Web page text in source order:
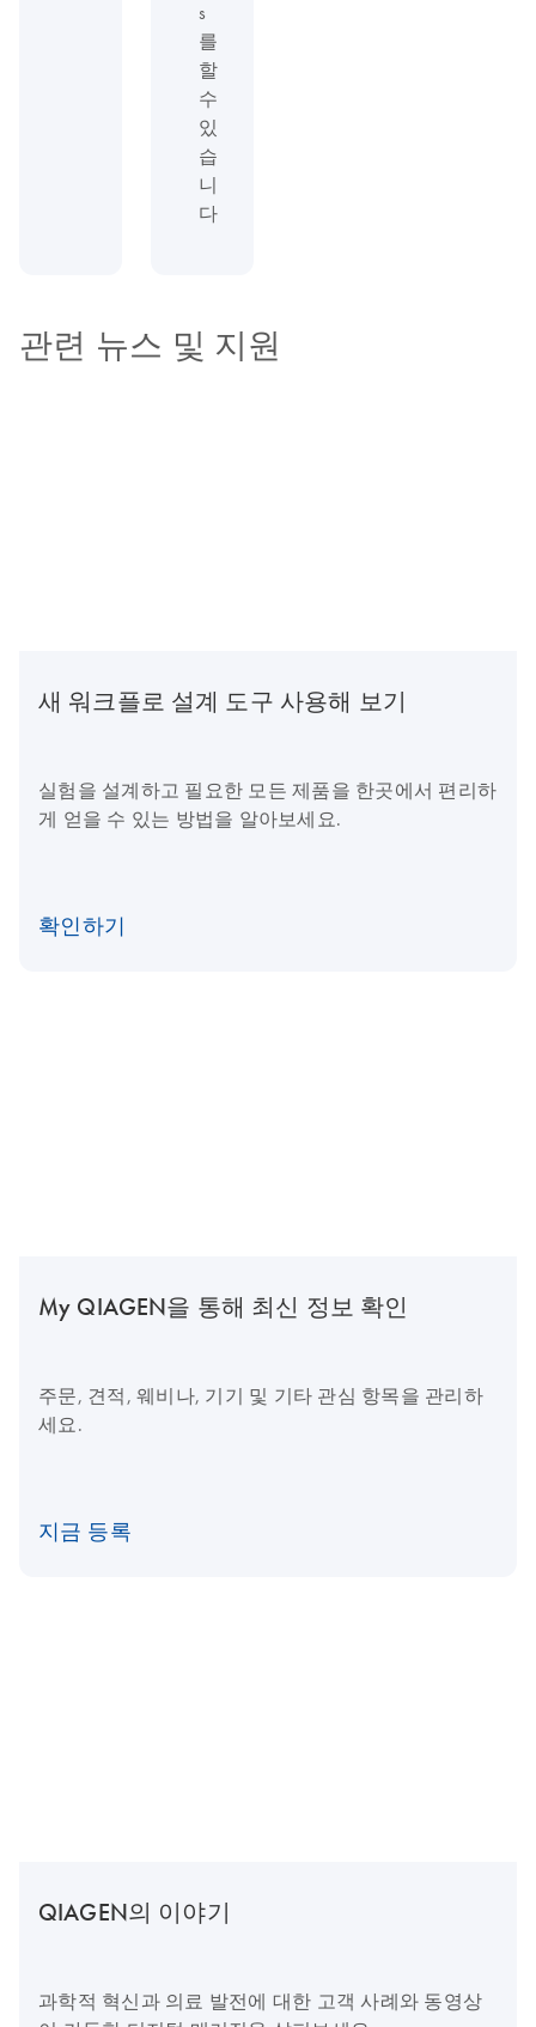
s
를
할
수
있
습
니
다
관련 뉴스 및 지원
새 워크플로 설계 도구 사용해 보기
실험을 설계하고 필요한 모든 제품을 한곳에서 편리하
게 얻을 수 있는 방법을 알아보세요.
확인하기
My QIAGEN을 통해 최신 정보 확인
주문, 견적, 웨비나, 기기 및 기타 관심 항목을 관리하
세요.
지금 등록
QIAGEN의 이야기
과학적 혁신과 의료 발전에 대한 고객 사례와 동영상